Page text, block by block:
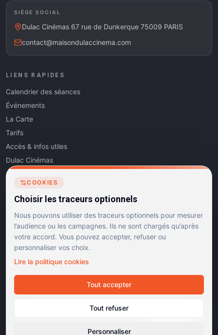
SIÈGE SOCIAL
Dulac Cinémas 67 rue de Dunkerque 75009 PARIS
contact@maisondulaccinema.com
LIENS RAPIDES
Calendrier des séances
Événements
La Carte
Tarifs
Accès & infos utiles
Dulac Cinémas
Cinéma5
Les Dits de l'Art
Contact
RÉSEAUX SOCIAUX
Instagram Facebook Linkedin
Dulac Cinémas. Tous droits réservés.
Mentions légalesConfidentialitéCookiesGérer les cookies
Cinémas d'art et d'essai · Labels Europa Cinemas
COOKIES
Choisir les traceurs optionnels
Nous pouvons utiliser des traceurs optionnels pour mesurer
l’audience ou les campagnes. Ils ne sont chargés qu’après
votre accord. Vous pouvez accepter, refuser ou
personnaliser vos choix.
Lire la politique cookies
Tout accepter
Tout refuser
Personnaliser